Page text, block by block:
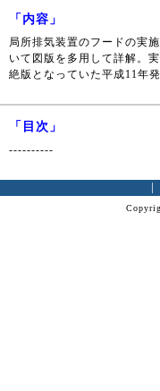
「内容」
局所排気装置のフードの実
いて図版を多用して詳解。
絶版となっていた平成11年
「目次」
----------